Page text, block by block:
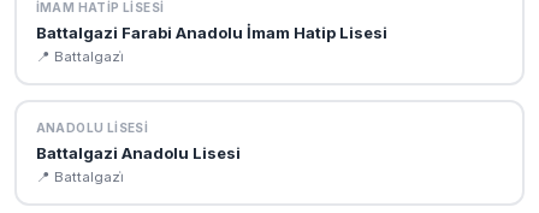
İMAM HATIP LISESI
Battalgazi Farabi Anadolu İmam Hatip Lisesi
📍 Battalgazi̇
ANADOLU LISESI
Battalgazi Anadolu Lisesi
📍 Battalgazi̇